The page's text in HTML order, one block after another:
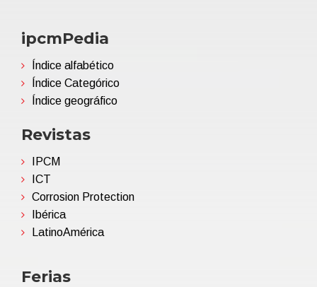
ipcmPedia
Índice alfabético
Índice Categórico
Índice geográfico
Revistas
IPCM
ICT
Corrosion Protection
Ibérica
LatinoAmérica
Ferias